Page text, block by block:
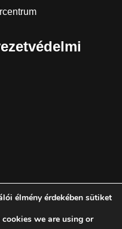
jog fenntartva.
Feltételek
élmény érdekében sütiket
we are using or